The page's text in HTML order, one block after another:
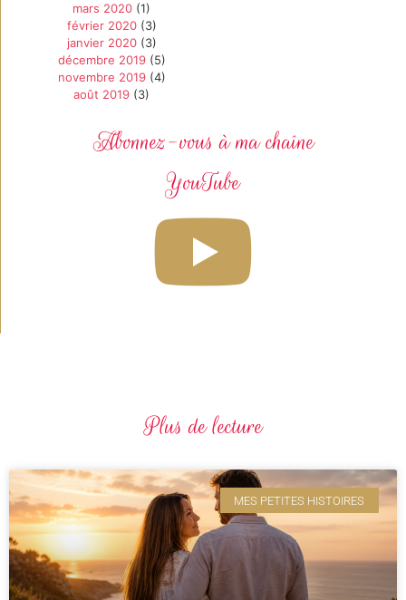
mars 2020 (1)
février 2020(3)
janvier 2020(3)
décembre 2019(5)
novembre 2019(4)
août 2019 (3)
Abonnez-vous à ma chaîne
YouTube
Plus de lecture
MES PETITES HISTOIRES